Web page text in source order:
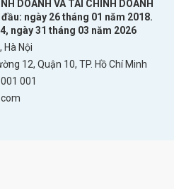
DOANH VÀ TÀI CHÍNH DOANH
ngày 26 tháng 01 năm 2018.
ngày 31 tháng 03 năm 2026
Nội
12, Quận 10, TP. Hồ Chí Minh
001